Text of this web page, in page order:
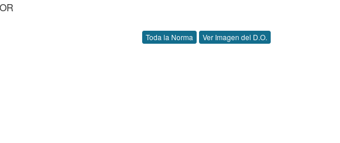
Toda la Norma Ver Imagen del D.O.